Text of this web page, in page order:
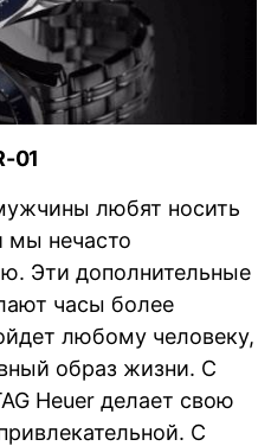
01
любят носить
мы нечасто
Эти дополнительные
часы более
любому человеку,
образ жизни. С
Heuer делает свою
С